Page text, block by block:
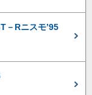
－Rニスモ’95